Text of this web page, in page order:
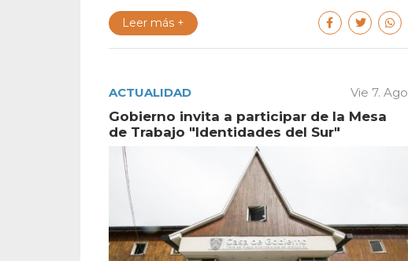
Leer más +
ACTUALIDAD Vie 7. Ago
Gobierno invita a participar de la Mesa
de Trabajo "Identidades del Sur"